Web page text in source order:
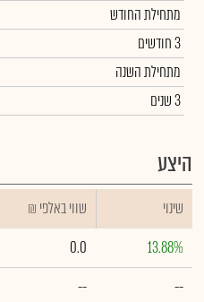
מתחילת החודש
3 חודשים
מתחילת השנה
3 שנים
היצע
שינוי ₪ שווי באלפי
13.88%
0.0
--
--